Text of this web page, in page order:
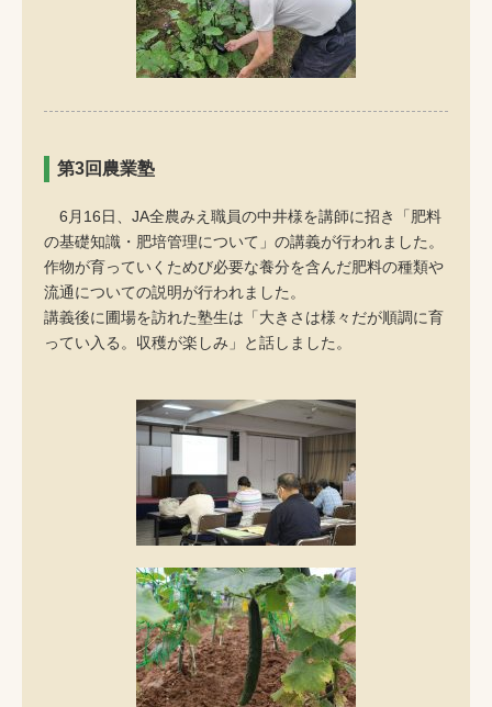
第3回農業塾
6月16日、JA全農みえ職員の中井様を講師に招き「肥料
の基礎知識・肥培管理について」の講義が行われました。
作物が育っていくためび必要な養分を含んだ肥料の種類や
流通についての説明が行われました。
講義後に圃場を訪れた塾生は「大きさは様々だが順調に育
ってい入る。収穫が楽しみ」と話しました。